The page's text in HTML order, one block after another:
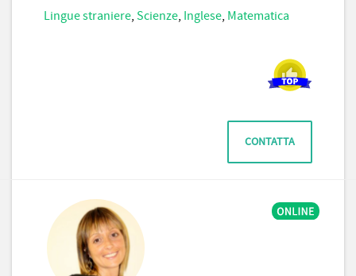
Lingue straniere, Scienze, Inglese, Matematica
CONTATTA